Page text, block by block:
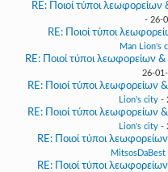
RE: Ποιοί τύποι
- 26-
RE: Ποιοί τύποι
Man Lion's
RE: Ποιοί τύποι λεωφορείων
26-
RE: Ποιοί τύποι λεωφορείων
Lion's city-
RE: Ποιοί τύποι λεωφορείων
Lion's city-
RE: Ποιοί τύποι
MitsosDaBest
RE: Ποιοί τύποι